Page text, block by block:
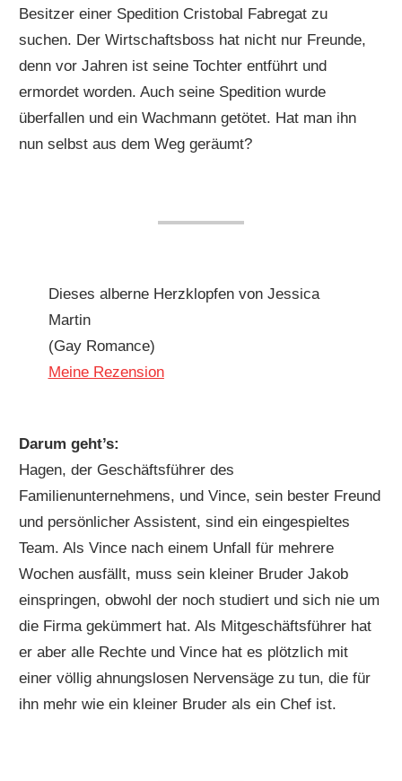
Besitzer einer Spedition Cristobal Fabregat zu
suchen. Der Wirtschaftsboss hat nicht nur Freunde,
denn vor Jahren ist seine Tochter entführt und
ermordet worden. Auch seine Spedition wurde
überfallen und ein Wachmann getötet. Hat man ihn
nun selbst aus dem Weg geräumt?
Dieses alberne Herzklopfen von Jessica
Martin
(Gay Romance)
Meine Rezension
Darum geht’s:
Hagen, der Geschäftsführer des
Familienunternehmens, und Vince, sein bester Freund
und persönlicher Assistent, sind ein eingespieltes
Team. Als Vince nach einem Unfall für mehrere
Wochen ausfällt, muss sein kleiner Bruder Jakob
einspringen, obwohl der noch studiert und sich nie um
die Firma gekümmert hat. Als Mitgeschäftsführer hat
er aber alle Rechte und Vince hat es plötzlich mit
einer völlig ahnungslosen Nervensäge zu tun, die für
ihn mehr wie ein kleiner Bruder als ein Chef ist.